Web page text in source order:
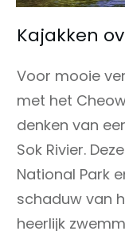
Kajakken
Voor mooie
met het
denken van
Sok Rivier.
National Park
schaduw van
heerlijk